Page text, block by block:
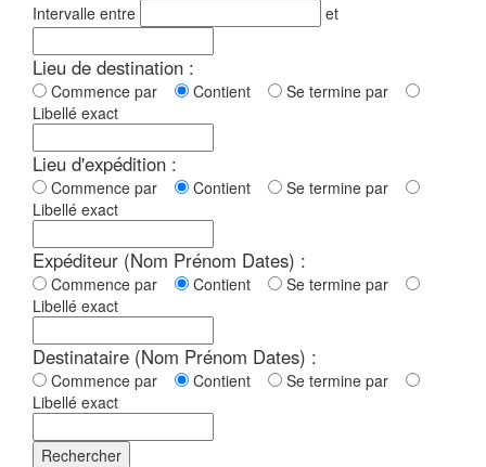
Intervalle entre et
Lieu de destination :
Commence par Contient
Se termine par
Libellé exact
Lieu d'expédition :
Commence par Contient
Se termine par
Libellé exact
Expéditeur (Nom Prénom Dates) :
Commence par Contient
Se termine par
Libellé exact
Destinataire (Nom Prénom Dates) :
Commence par Contient
Se termine par
Libellé exact
Rechercher